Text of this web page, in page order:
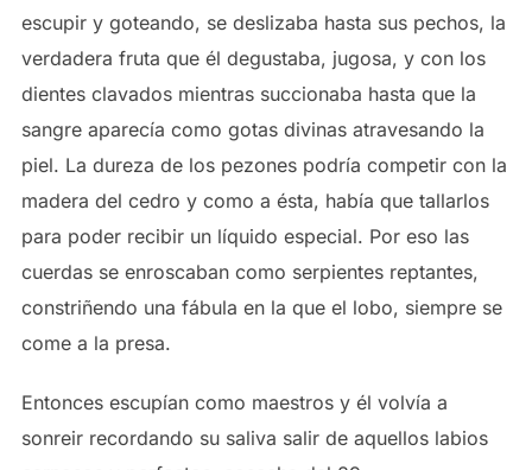
escupir y goteando, se deslizaba hasta sus pechos, la
verdadera fruta que él degustaba, jugosa, y con los
dientes clavados mientras succionaba hasta que la
sangre aparecía como gotas divinas atravesando la
piel. La dureza de los pezones podría competir con la
madera del cedro y como a ésta, había que tallarlos
para poder recibir un líquido especial. Por eso las
cuerdas se enroscaban como serpientes reptantes,
constriñendo una fábula en la que el lobo, siempre se
come a la presa.
Entonces escupían como maestros y él volvía a
sonreir recordando su saliva salir de aquellos labios